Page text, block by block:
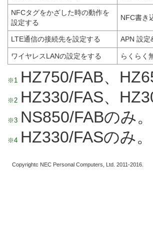
NFCタグをかざした時の動作を
設定する
NFC書き
LTE通信の接続先を設定する APN 設定
ワイヤレスLANの設定をする らくらく
※1 HZ750/FAB、
※2 HZ330/FAS、
※3 NS850/FABのみ。
※4 HZ330/FASのみ。
Copyrightc NEC Personal Computers, Ltd. 2011-2016.